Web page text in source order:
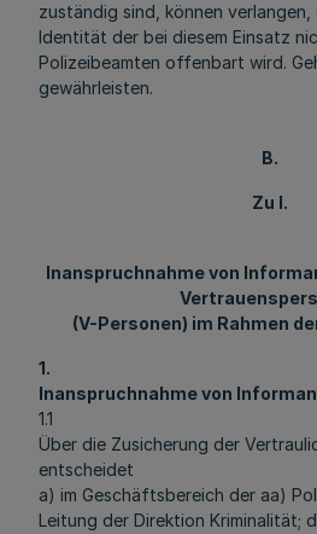
zuständig sind, können verlangen,
Identität der bei diesem Einsatz
Polizeibeamten offenbart wird.
gewährleisten.
B.
Zu I.
Inanspruchnahme von
(V-Personen) im Rahmen
1.
Inanspruchnahme von
1.1
Über die Zusicherung der
entscheidet
a) im Geschäftsbereich der aa)
Leitung der Direktion Kriminalität;